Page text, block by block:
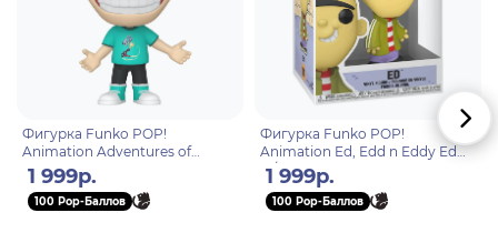
ситуации призывают Джимми найти решение
проблемы, которую он вызвал, и обычно он сам и
спасает мир от своих изобретений.
Фигурка Funko POP!
Animation Adventures of
Jimmy Neutron Boy Genius
Sheen Estevez (1902) 83537
1 999р.
100 Pop-Баллов
Фигурка Funko POP!
Animation Ed, Edd n Eddy Ed
w/Chase (1897) 83530
1 999р.
100 Pop-Баллов